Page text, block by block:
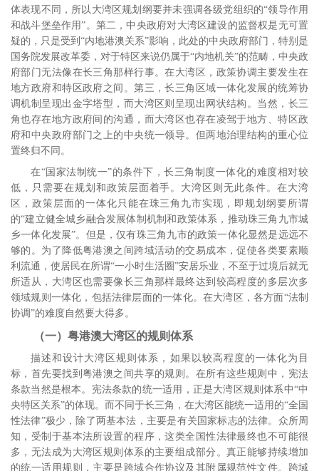
体表现不同，所以大湾区规划纲要并未强调各级党组织的“领导作用
和战斗堡垒作用”。第二，中央政府对大湾区建设的监督权是无可置
疑的，只是受到“内地港澳关系”影响，此处的中央政府部门，特别是
国务院发展改革委，对于特区来说仍属于“内地机关”的范畴，中央政
府部门无法像在长三角那样行事。在大湾区，政策协调主要发生在
地方政府和特区政府之间。第三，长三角区域一体化发展的统筹协
调机制呈现出金字塔型，而大湾区则呈现出网状结构。当然，长三
角也存在地方政府间的沟通，而大湾区也存在凌驾于地方、特区政
府和中央政府部门之上的中央统一领导。但两地治理结构的重心位
置终归不同。
在“国家法制统一”的条件下，长三角制度一体化的难度相对较
低，只需要在规划和政策层面着手。大湾区则无此条件。在大湾
区，政策层面的一体化只能在珠三角九市实现，即规划纲要所谓
的“建立健全城乡融合发展体制机制和政策体系，推动珠三角九市城
乡一体化发展”。但是，仅有珠三角九市的政策一体化显然是远远不
够的。为了降低粤港澳之间跨域活动的交易成本，促使各类要素顺
利流通，使居民在所谓“一小时生活圈”安居乐业，不至于过境后就无
所适从，大湾区也需要像长三角那样最终达到较高程度的多层次多
领域规则一体化，包括法律层面的一体化。在大湾区，各方面“法制
协调”的难度自然要大得多。
（一）粤港澳大湾区的规则体系
描述和设计大湾区规则体系，如果以较高程度的一体化为目
标，首先要找到粤港澳之间共享的规则。在所有这些规则中，宪法
条款当然是根本。宪法条款的统一适用，正是大湾区规则体系中“中
央特区关系”的体现。而不同于长三角，在大湾区能统一适用的“全国
性法律”极少，除了两基本法，主要是有关国家标志的法律。众所周
知，受制于基本法所设置的程序，这类全国性法律最终也不可能很
多，无法成为大湾区规则体系的主要组成部分。真正能够持续增加
的统一适用规则，主要是跨域合作协议及其附属规范性文件。跨域